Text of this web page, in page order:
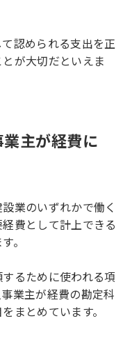
認められる支出を正
が大切だといえま
業主が経費に
業のいずれかで働く
費として計上できる
。
るために使われる項
業主が経費の勘定科
まとめています。